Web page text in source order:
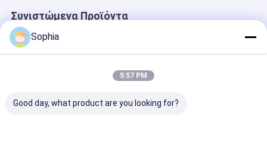
Συνιστώμενα Προϊόντα
Sophia
5:57 PM
Good day, what product are you looking for?